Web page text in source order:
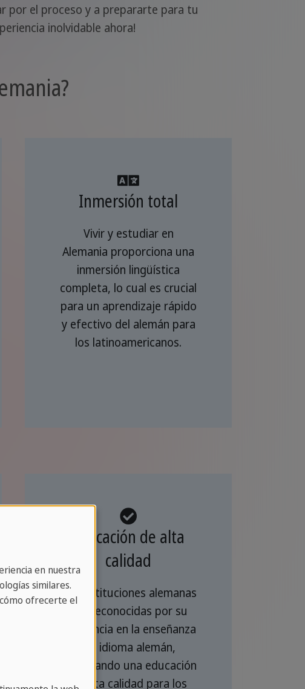
por el proceso y a prepararte para tu
inolvidable ahora!
Inmersión total
Vivir y estudiar en
Alemania proporciona una
inmersión lingüística
completa, lo cual es crucial
para un aprendizaje rápido
y efectivo del alemán para
los latinoamericanos.
Educación de alta
calidad
Las instituciones alemanas
son reconocidas por su
excelencia en la enseñanza
del idioma alemán,
asegurando una educación
de alta calidad para los
en nuestra
similares.
ofrecerte el